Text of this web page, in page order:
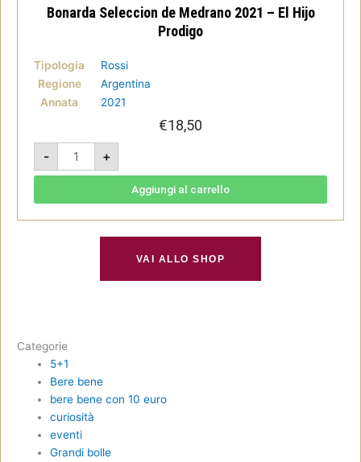
Bonarda Seleccion de Medrano 2021 – El Hijo
Prodigo
Tipologia
Rossi
Regione
Argentina
Annata
2021
€18,50
-
Bonarda
Seleccion
de
Medrano
Hijo
+
Aggiungi al carrello
VAI ALLO SHOP
Categorie
5+1
Bere bene
bere bene con 10 euro
curiosità
eventi
Grandi bolle